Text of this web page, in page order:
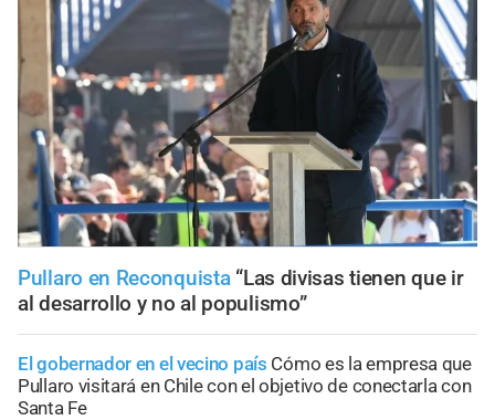
Pullaro en Reconquista “Las divisas tienen que ir
al desarrollo y no al populismo”
El gobernador en el vecino país Cómo es la empresa que
Pullaro visitará en Chile con el objetivo de conectarla con
Santa Fe